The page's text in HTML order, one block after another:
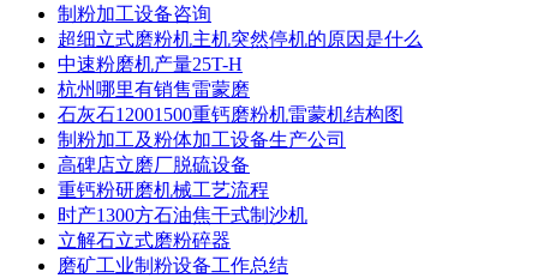
制粉加工设备咨询
超细立式磨粉机主机突然停机的原因是什么
中速粉磨机产量25T-H
杭州哪里有销售雷蒙磨
石灰石12001500重钙磨粉机雷蒙机结构图
制粉加工及粉体加工设备生产公司
高碑店立磨厂脱硫设备
重钙粉研磨机械工艺流程
时产1300方石油焦干式制沙机
立解石立式磨粉碎器
磨矿工业制粉设备工作总结